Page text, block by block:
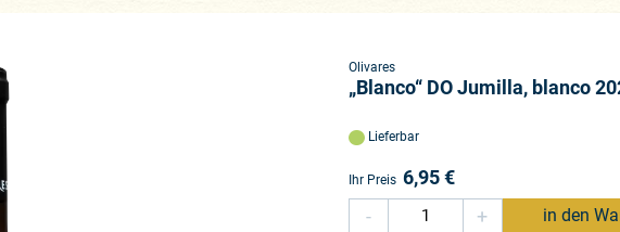
Olivares
„Blanco“ DO Jumilla, blanco
Lieferbar
Ihr Preis 6,95€
-
+ in den